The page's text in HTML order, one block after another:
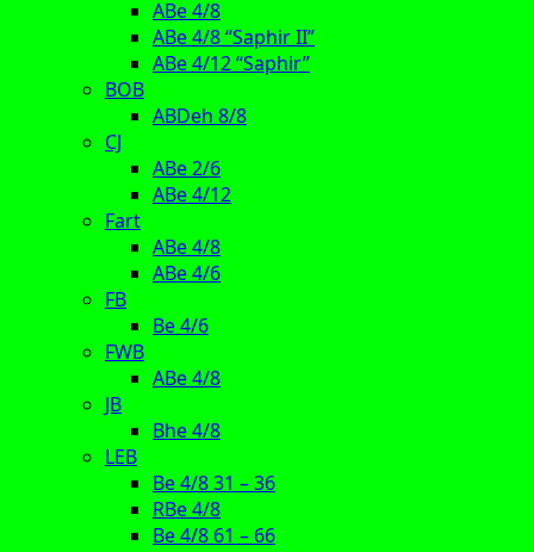
ABe 4/8
ABe 4/8 “Saphir II”
ABe 4/12 “Saphir”
BOB
ABDeh 8/8
CJ
ABe 2/6
ABe 4/12
Fart
ABe 4/8
ABe 4/6
FB
Be 4/6
FWB
ABe 4/8
JB
Bhe 4/8
LEB
Be 4/8 31 – 36
RBe 4/8
Be 4/8 61 – 66